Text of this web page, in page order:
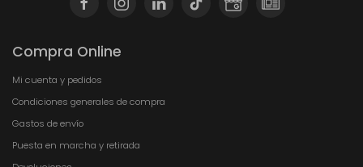
Compra Online
Mi cuenta y pedidos
Condiciones generales de compra
Gastos de envío
Puesta en marcha y retirada